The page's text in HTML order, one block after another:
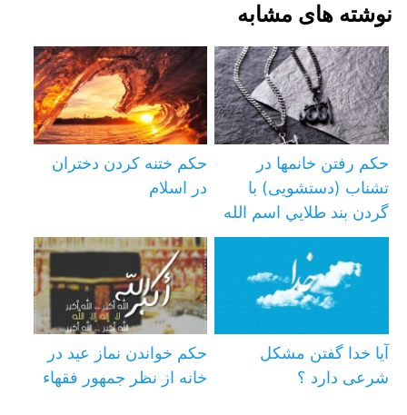
نوشته های مشابه
حکم رفتن خانمها در
تشناب (دستشویی) با
گردن بند طلايي اسم الله
حکم ختنه کردن دختران
در اسلام
آیا خدا گفتن مشکل
شرعی دارد ؟‌
حكم خواندن نماز عيد در
خانه از نظر جمهور فقهاء